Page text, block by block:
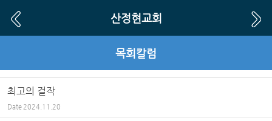
산정현교회
목회칼럼
최고의 걸작
Date 2024.11.20